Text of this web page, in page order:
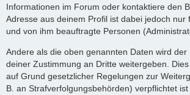
Informationen im Forum oder kontaktiere den
Adresse aus deinem Profil ist dabei jedoch nur
und von ihm beauftragte Personen
Andere als die oben genannten Daten wird
deiner Zustimmung an Dritte weitergeben.
auf Grund gesetzlicher Regelungen zur
B. an Strafverfolgungsbehörden) verpflichtet